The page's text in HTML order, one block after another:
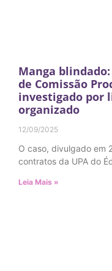
Manga
de Comissão
investigado por
organizado
12/09/2025
O caso, divulgado em
contratos da UPA do
Leia Mais »